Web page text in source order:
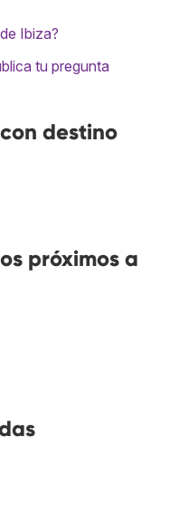
Ibiza?
tu pregunta
destino
próximos a